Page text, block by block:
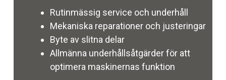
Rutinmässig service och underhåll
Mekaniska reparationer och justeringar
Byte av slitna delar
Allmänna underhållsåtgärder för att
optimera maskinernas funktion